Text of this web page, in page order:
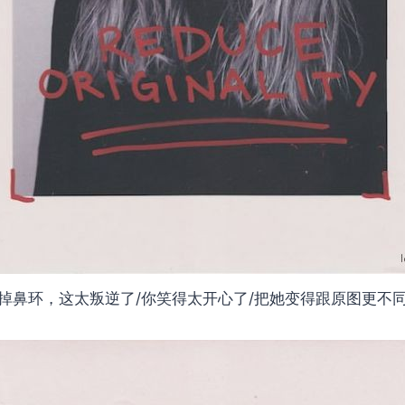
鼻环，这太叛逆了/你笑得太开心了/把她变得跟原图更不